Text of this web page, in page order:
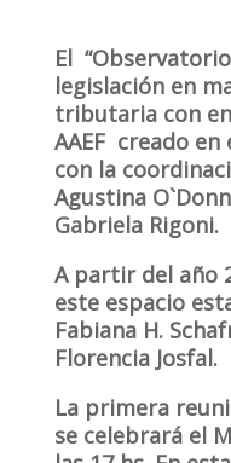
El “
legislación en
tributaria con
AAEF creado en
con la
Agustina
Gabriela Rigoni.
A partir del año
este espacio
Fabiana H.
Florencia Josfal.
La primera
se celebrará el